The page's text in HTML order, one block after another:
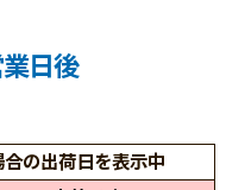
日後
の出荷日を表示中